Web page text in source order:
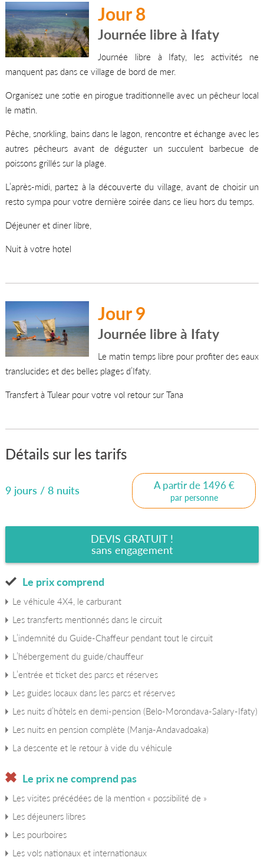
Jour 8
Journée libre à Ifaty
Journée libre à Ifaty, les activités ne
manquent pas dans ce village de bord de mer.
Organisez une sotie en pirogue traditionnelle avec un pêcheur local
le matin.
Pêche, snorkling, bains dans le lagon, rencontre et échange avec les
autres pêcheurs avant de déguster un succulent barbecue de
poissons grillés sur la plage.
L’après-midi, partez à la découverte du village, avant de choisir un
resto sympa pour votre dernière soirée dans ce lieu hors du temps.
Déjeuner et diner libre,
Nuit à votre hotel
Jour 9
Journée libre à Ifaty
Le matin temps libre pour profiter des eaux
translucides et des belles plages d’Ifaty.
Transfert à Tulear pour votre vol retour sur Tana
Détails sur les tarifs
9 jours / 8 nuits A partir de 1496 €
par personne
DEVIS GRATUIT !
sans engagement
Le prix comprend
Le véhicule 4X4, le carburant
Les transferts mentionnés dans le circuit
L’indemnité du Guide-Chaffeur pendant tout le circuit
L’hébergement du guide/chauffeur
L’entrée et ticket des parcs et réserves
Les guides locaux dans les parcs et réserves
Les nuits d’hôtels en demi-pension (Belo-Morondava-Salary-Ifaty)
Les nuits en pension complète (Manja-Andavadoaka)
La descente et le retour à vide du véhicule
Le prix ne comprend pas
Les visites précédées de la mention « possibilité de »
Les déjeuners libres
Les pourboires
Les vols nationaux et internationaux